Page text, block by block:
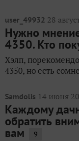
user_49932 28
Нужно
4350. Кто
Хэлп,
4350, но есть
Samdolis 14 июня
Каждому
обратить
вам 9